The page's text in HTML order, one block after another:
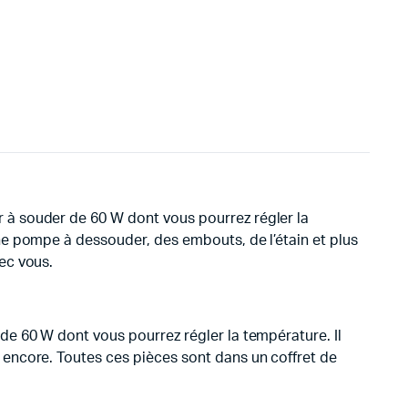
souder de 60 W dont vous pourrez régler la
à dessouder, des embouts, de l’étain et plus
vous.
60 W dont vous pourrez régler la température. Il
Toutes ces pièces sont dans un coffret de